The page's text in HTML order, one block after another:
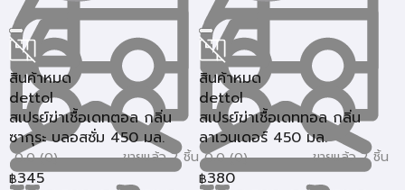
สินค้าหมด
dettol
สเปรย์ฆ่าเชื้อเดทตอล กลิ่น
ซากุระ บลอสซั่ม 450 มล.
0.0 (0) ขายแล้ว 2 ชิ้น
฿345
สินค้าหมด
dettol
สเปรย์ฆ่าเชื้อเดททอล กลิ่น
ลาเวนเดอร์ 450 มล.
0.0 (0) ขายแล้ว 2 ชิ้น
฿380